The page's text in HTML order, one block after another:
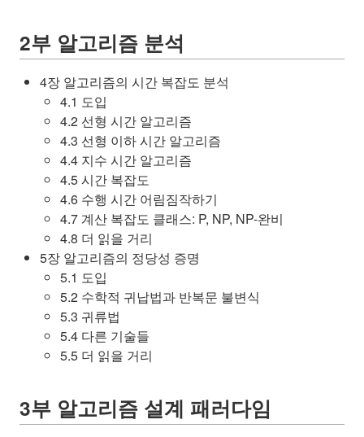
2부 알고리즘 분석
4장 알고리즘의 시간 복잡도 분석
4.1 도입
4.2 선형 시간 알고리즘
4.3 선형 이하 시간 알고리즘
4.4 지수 시간 알고리즘
4.5 시간 복잡도
4.6 수행 시간 어림짐작하기
4.7 계산 복잡도 클래스: P, NP, NP-완비
4.8 더 읽을 거리
5장 알고리즘의 정당성 증명
5.1 도입
5.2 수학적 귀납법과 반복문 불변식
5.3 귀류법
5.4 다른 기술들
5.5 더 읽을 거리
3부 알고리즘 설계 패러다임